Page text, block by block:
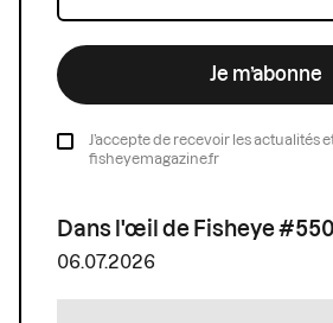
Je m’abonne
J’accepte de recevoir les actualités
fisheyemagazine.fr
Dans l'œil de Fisheye #550
06.07.2026